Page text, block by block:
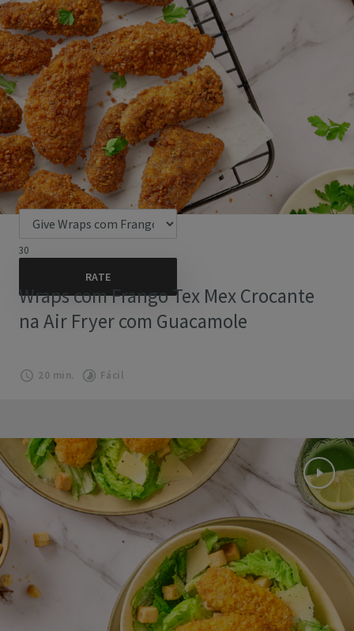
30
Wraps com Frango Tex Mex Crocante
na Air Fryer com Guacamole
20 min. Fácil